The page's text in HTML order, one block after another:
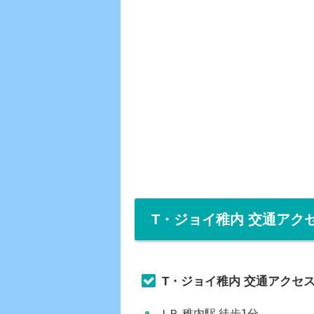
T・ジョイ稚内 交通アク
T・ジョイ稚内 交通アクセ